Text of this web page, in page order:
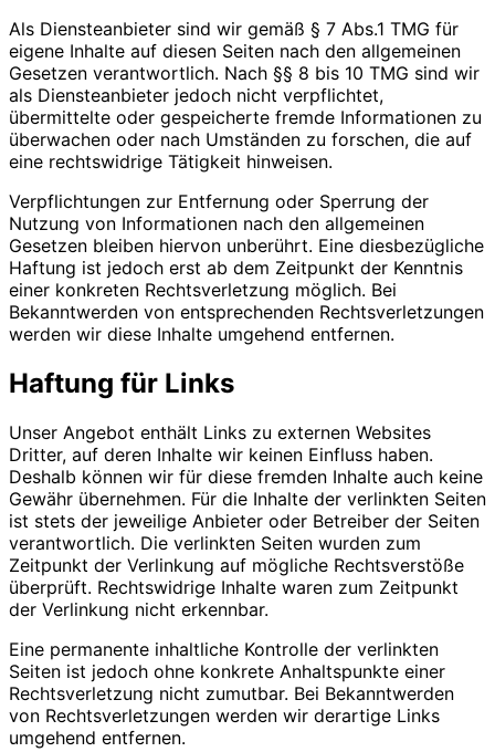
Als Diensteanbieter sind wir gemäß § 7 Abs.1 TMG für
eigene Inhalte auf diesen Seiten nach den allgemeinen
Gesetzen verantwortlich. Nach §§ 8 bis 10 TMG sind wir
als Diensteanbieter jedoch nicht verpflichtet,
übermittelte oder gespeicherte fremde Informationen zu
überwachen oder nach Umständen zu forschen, die auf
eine rechtswidrige Tätigkeit hinweisen.
Verpflichtungen zur Entfernung oder Sperrung der
Nutzung von Informationen nach den allgemeinen
Gesetzen bleiben hiervon unberührt. Eine diesbezügliche
Haftung ist jedoch erst ab dem Zeitpunkt der Kenntnis
einer konkreten Rechtsverletzung möglich. Bei
Bekanntwerden von entsprechenden Rechtsverletzungen
werden wir diese Inhalte umgehend entfernen.
Haftung für Links
Unser Angebot enthält Links zu externen Websites
Dritter, auf deren Inhalte wir keinen Einfluss haben.
Deshalb können wir für diese fremden Inhalte auch keine
Gewähr übernehmen. Für die Inhalte der verlinkten Seiten
ist stets der jeweilige Anbieter oder Betreiber der Seiten
verantwortlich. Die verlinkten Seiten wurden zum
Zeitpunkt der Verlinkung auf mögliche Rechtsverstöße
überprüft. Rechtswidrige Inhalte waren zum Zeitpunkt
der Verlinkung nicht erkennbar.
Eine permanente inhaltliche Kontrolle der verlinkten
Seiten ist jedoch ohne konkrete Anhaltspunkte einer
Rechtsverletzung nicht zumutbar. Bei Bekanntwerden
von Rechtsverletzungen werden wir derartige Links
umgehend entfernen.